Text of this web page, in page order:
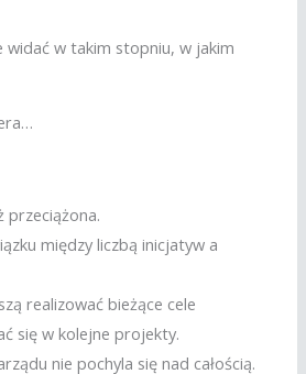
w takim stopniu, w jakim
przeciążona.
między liczbą inicjatyw a
realizować bieżące cele
się w kolejne projekty.
nie pochyla się nad całością.